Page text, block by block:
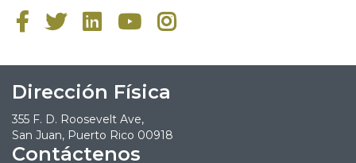
    
Dirección Física
355 F. D. Roosevelt Ave,
San Juan, Puerto Rico 00918
Contáctenos